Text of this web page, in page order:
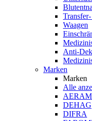
Waagen
Anti-
Marken
Marken
Alle
DEHAG
DIFRA